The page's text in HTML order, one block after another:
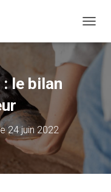
le bilan
24 juin 2022